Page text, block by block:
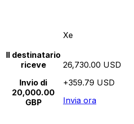
Xe
Il destinatario
riceve
Invio di
20,000.00
GBP
26,730.00 USD
+359.79 USD
Invia ora